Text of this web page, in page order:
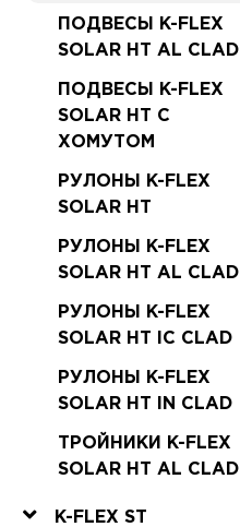
ПОДВЕСЫ K-FLEX
SOLAR HT AL CLAD
ПОДВЕСЫ K-FLEX
SOLAR HT С
ХОМУТОМ
РУЛОНЫ K-FLEX
SOLAR HT
РУЛОНЫ K-FLEX
SOLAR HT AL CLAD
РУЛОНЫ K-FLEX
SOLAR HT IC CLAD
РУЛОНЫ K-FLEX
SOLAR HT IN CLAD
ТРОЙНИКИ K-FLEX
SOLAR HT AL CLAD
K-FLEX ST